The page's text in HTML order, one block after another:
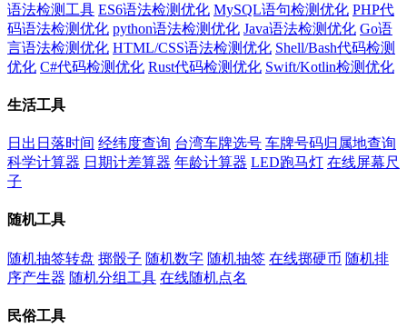
语法检测工具 ES6语法检测优化 MySQL语句检测优化 PHP代
码语法检测优化 python语法检测优化 Java语法检测优化 Go语
言语法检测优化 HTML/CSS语法检测优化 Shell/Bash代码检测
优化 C#代码检测优化 Rust代码检测优化 Swift/Kotlin检测优化
生活工具
日出日落时间 经纬度查询 台湾车牌选号 车牌号码归属地查询
科学计算器 日期计差算器 年龄计算器 LED跑马灯 在线屏幕尺
子
随机工具
随机抽签转盘 掷骰子 随机数字 随机抽签 在线掷硬币 随机排
序产生器 随机分组工具 在线随机点名
民俗工具